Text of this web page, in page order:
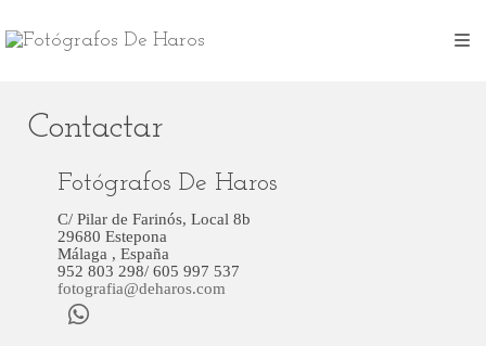
Contactar
Fotógrafos De Haros
C/ Pilar de Farinós, Local 8b
29680 Estepona
Málaga , España
952 803 298/ 605 997 537
fotografia@deharos.com